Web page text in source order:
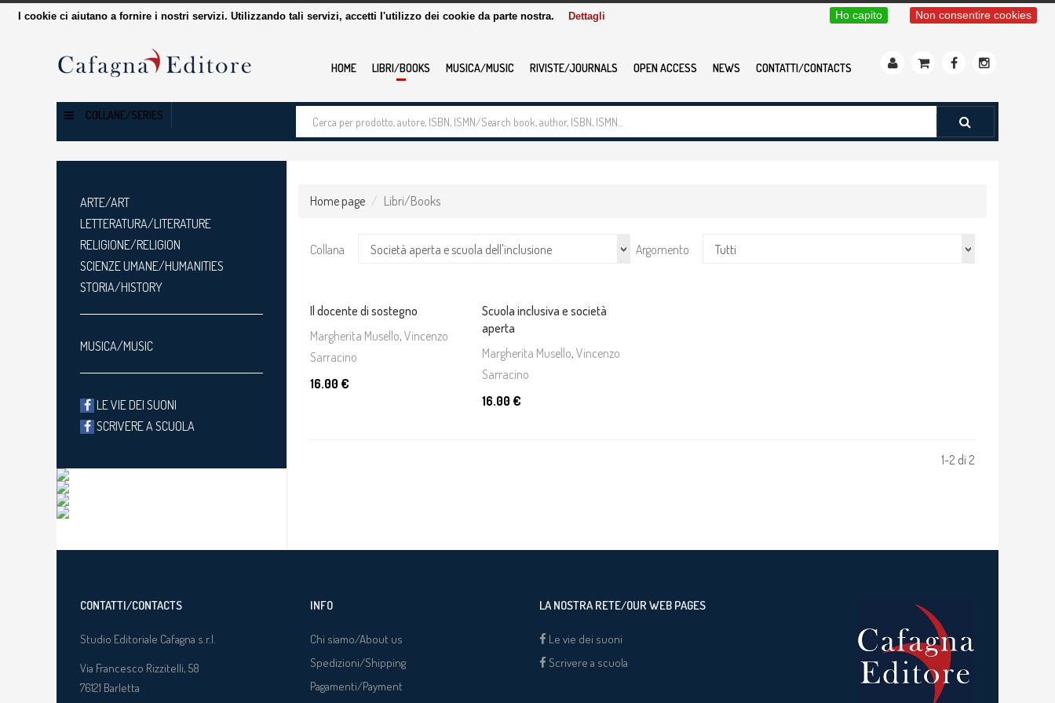
HOME LIBRI/BOOKS MUSICA/MUSIC RIVISTE/JOURNALS OPEN ACCESS NEWS CONTATTI/CONTACTS
COLLANE/SERIES
Cerca
tra
Home page
Libri/Books
Collana Società aperta e scuola dell'inclusione Argomento Tutti
Il docente di sostegno
Margherita Musello, Vincenzo
Sarracino
16.00 €
Scuola inclusiva e società
aperta
Margherita Musello, Vincenzo
Sarracino
16.00 €
1-2 di 2
ARTE/ART
LETTERATURA/LITERATURE
RELIGIONE/RELIGION
SCIENZE UMANE/HUMANITIES
STORIA/HISTORY
MUSICA/MUSIC
LE VIE DEI SUONI
SCRIVERE A SCUOLA
CONTATTI/CONTACTS
Studio Editoriale Cafagna s.r.l.
Via Francesco Rizzitelli, 58
76121 Barletta
INFO
Chi siamo/About us
Spedizioni/Shipping
Pagamenti/Payment
LA NOSTRA RETE/OUR WEB PAGES
Le vie dei suoni
Scrivere a scuola
I cookie ci aiutano a fornire i nostri servizi. Utilizzando tali servizi, accetti l'utilizzo dei cookie da parte nostra. Dettagli Non consentire cookies
Ho capito